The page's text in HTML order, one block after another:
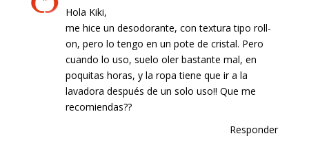
Hola Kiki,
me hice un desodorante, con textura tipo roll-
on, pero lo tengo en un pote de cristal. Pero
cuando lo uso, suelo oler bastante mal, en
poquitas horas, y la ropa tiene que ir a la
lavadora después de un solo uso!! Que me
recomiendas??
Responder